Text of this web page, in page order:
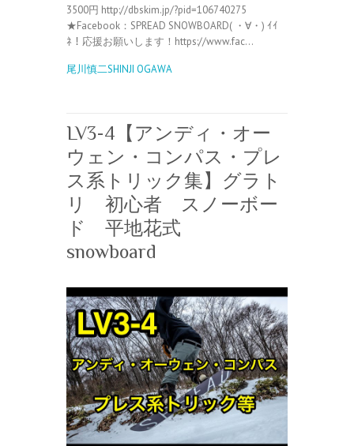
3500円 http://dbskim.jp/?pid=106740275
★Facebook：SPREAD SNOWBOARD( ・∀・) ｲｲ
ﾈ！応援お願いします！https://www.fac…
尾川慎二SHINJI OGAWA
LV3-4【アンディ・オー
ウェン・コンパス・プレ
ス系トリック集】グラト
リ 初心者 スノーボー
ド 平地花式
snowboard